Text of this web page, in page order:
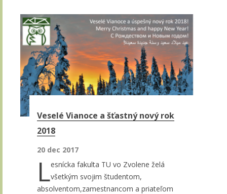
Veselé Vianoce a šťastný nový rok
2018
20 dec 2017
Lesnícka fakulta TU vo Zvolene želá
všetkým svojim študentom,
absolventom,zamestnancom a priateľom